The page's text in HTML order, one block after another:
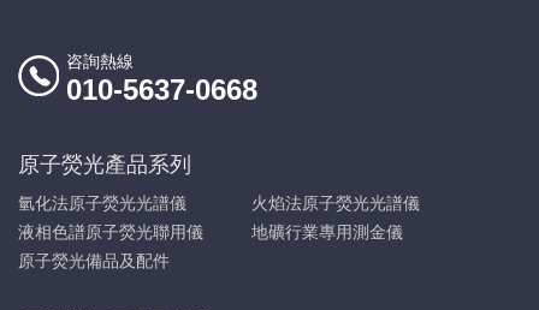
咨詢熱線
010-5637-0668
原子熒光產品系列
氫化法原子熒光光譜儀
火焰法原子熒光光譜儀
液相色譜原子熒光聯用儀
地礦行業專用測金儀
原子熒光備品及配件